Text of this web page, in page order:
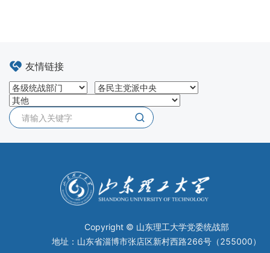
友情链接
Copyright © 山东理工大学党委统战部
地址：山东省淄博市张店区新村西路266号（255000）